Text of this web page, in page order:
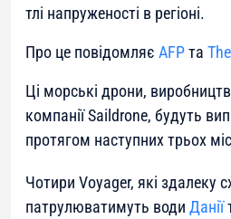
тлі напруженості в регіоні.
Про це повідомляє AFPта
Ці морські дрони,
компанії Saildrone, будуть
протягом наступних трьох
Чотири Voyager, які здалеку
патрулюватимуть води Данії